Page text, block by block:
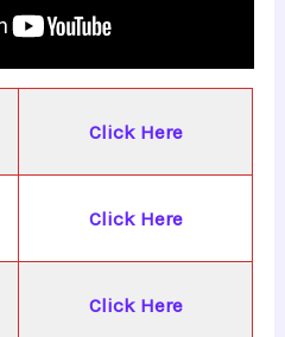
Click Here
Click Here
Click Here